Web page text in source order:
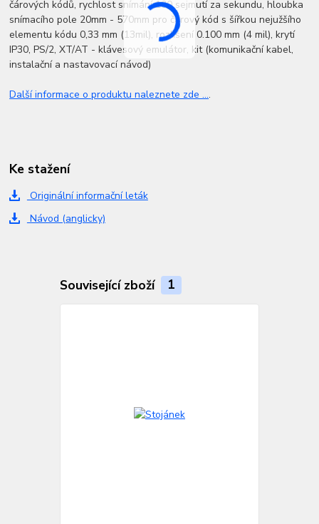
čárových kódů, rychlost snímání 100 sejmutí za sekundu, hloubka
snímacího pole 20mm - 570mm pro čárový kód s šířkou nejužšího
elementu kódu 0,33 mm (13mil), rozlišení 0.100 mm (4 mil), krytí
IP30, PS/2, XT/AT - klávesový emulátor, kit (komunikační kabel,
instalační a nastavovací návod)
Další informace o produktu naleznete zde ....
Ke stažení
Originální informační leták
Návod (anglicky)
Související zboží 1